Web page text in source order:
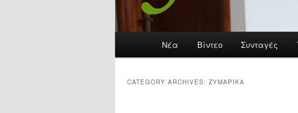
Skip to primary content
Skip to secondary content
Νέα Βίντεο Συνταγές
CATEGORY ARCHIVES: ΖΥΜΑΡΙΚΆ